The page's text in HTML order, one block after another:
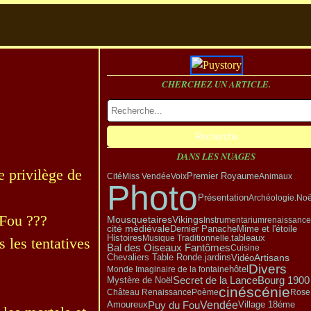
privilège de
???
les tentatives
CHERCHEZ UN ARTICLE.
DANS LES NUAGES
CitéMiss VendéeVoixPremier RoyaumeAnimaux
Photo PrésentationArchéologie.
MousquetairesVikingsInstrumentariumrenaissance
cité médiévaleDernier PanacheMime et l'étoile
HistoiresMusique Traditionnelle. tableaux
Bal des Oiseaux FantômesCuisine
Chevaliers Table Ronde.jardinsVidéoArtisans
Monde Imaginaire de la fontaine hôtel Divers
Mystère de Noël Secret de la LanceBourg 1900
Château Renaissance Poèmecinéscénie Rose
AmoureuxPuy du FouVendéeVillage 18éme